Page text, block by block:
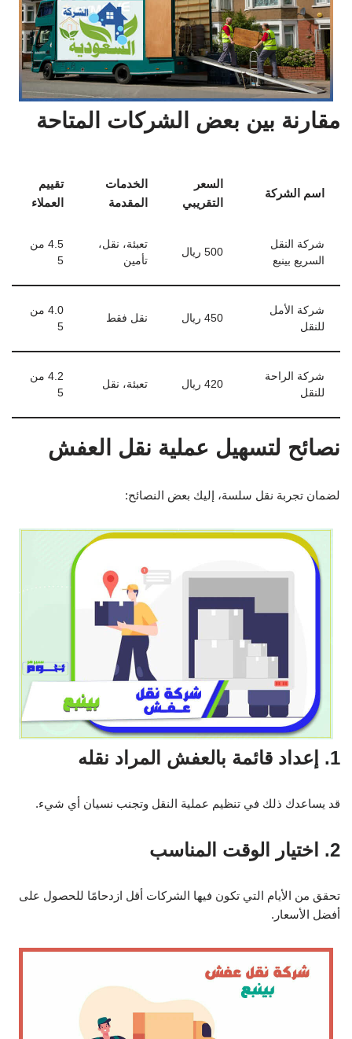
مقارنة بين بعض الشركات المتاحة
اسم الشركة
السعر
التقريبي
الخدمات
المقدمة
تقييم
العملاء
شركة النقل
السريع بينبع
500 ريال
تعبئة، نقل،
تأمين
4.5 من
5
شركة الأمل
للنقل
450 ريال نقل فقط
4.0 من
5
شركة الراحة
للنقل
420 ريال تعبئة، نقل
4.2 من
5
نصائح لتسهيل عملية نقل العفش
لضمان تجربة نقل سلسة، إليك بعض النصائح:
1. إعداد قائمة بالعفش المراد نقله
قد يساعدك ذلك في تنظيم عملية النقل وتجنب نسيان أي شيء.
2. اختيار الوقت المناسب
تحقق من الأيام التي تكون فيها الشركات أقل ازدحامًا للحصول على
أفضل الأسعار.